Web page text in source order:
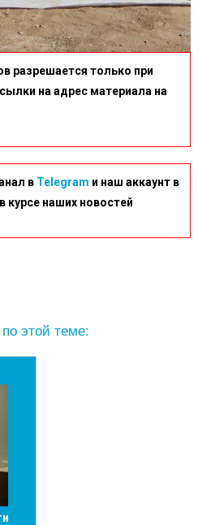
разрешается только при
на адрес материала на
в Telegram и наш аккаунт в
курсе наших новостей
этой теме: